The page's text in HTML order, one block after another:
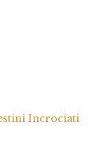
Incrociati